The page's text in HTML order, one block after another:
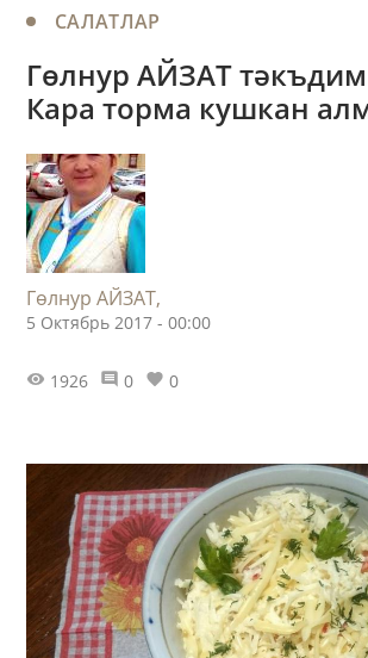
САЛАТЛАР
Гөлнур АЙЗАТ
Кара торма кушкан
Гөлнур АЙЗАТ,
5 Октябрь 2017 - 00:00
1926 0 0